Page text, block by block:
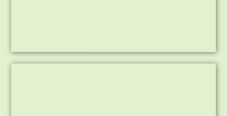
Aanleg volleybalveld